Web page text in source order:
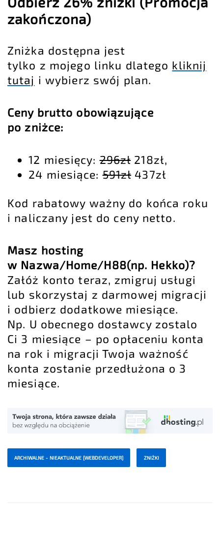
zakończona)
Zniżka dostępna jest
tylko z mojego linku dlatego kliknij
tutaj i wybierz swój plan.
Ceny brutto obowiązujące
po zniżce:
12 miesięcy:296zł218zł,
24 miesiące:591zł437zł
Kod rabatowy ważny do końca roku
i naliczany jest do ceny netto.
Masz hosting
w Nazwa/Home/H88(np. Hekko)?
Załóż konto teraz, zmigruj usługi
lub skorzystaj z darmowej migracji
i odbierz dodatkowe miesiące.
Np. U obecnego dostawcy zostalo
Ci 3 miesiące – po opłaceniu konta
na rok i migracji Twoja ważność
konta zostanie przedłużona o 3
miesiące.
ARCHIWALNE - NIEAKTUALNE [WEBDEVELOPER] ZNIŻKI